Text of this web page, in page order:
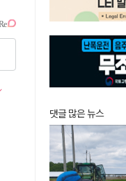
댓글 많은 뉴스